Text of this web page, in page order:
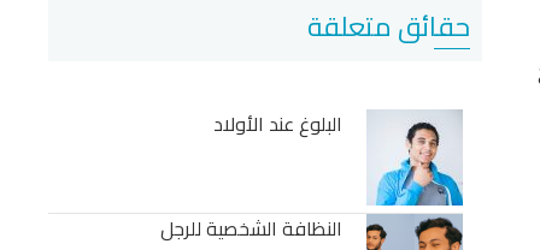
حقائق متعلقة
البلوغ عند الأولاد
النظافة الشخصية للرجل